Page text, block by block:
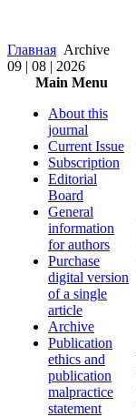
Главная Archive
09 | 08 | 2026
Main Menu
About this
journal
Current Issue
Subscription
Editorial
Board
General
information
for authors
Purchase
digital version
of a single
article
Archive
Publication
ethics and
publication
malpractice
statement